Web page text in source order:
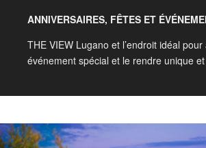
ANNIVERSAIRES, FÊTES ET
THE VIEW Lugano et l’endroit idéal
événement spécial et le rendre unique